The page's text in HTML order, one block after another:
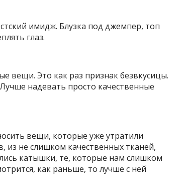
имидж. Блузка под джемпер, топ
глаз.
вещи. Это как раз признак безвкусицы.
надевать просто качественные
вещи, которые уже утратили
из не слишком качественных тканей,
катышки, те, которые нам слишком
как раньше, то лучше с ней